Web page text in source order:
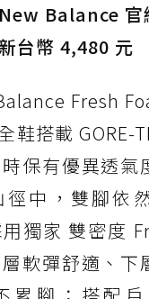
Balance 官
台幣 4,480 元
Fresh
鞋搭載 GORE-
保有優異透氣
徑中，雙腳依
獨家 雙密度
軟彈舒適、下